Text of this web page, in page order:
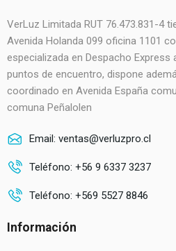
VerLuz Limitada RUT 76.473.831-4
Avenida Holanda 099 oficina 1101
especializada en Despacho Express
puntos de encuentro, dispone
coordinado en Avenida España
comuna Peñalolen
Email: ventas@verluzpro.cl
Teléfono: +56 9 6337 3237
Teléfono: +569 5527 8846
Información